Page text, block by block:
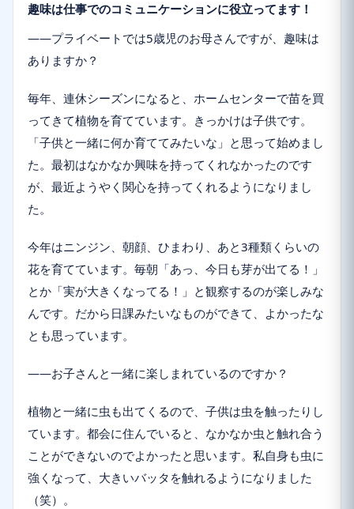
趣味は仕事でのコミュニケーションに役立ってます！
――プライベートでは5歳児のお母さんですが、趣味は
ありますか？
毎年、連休シーズンになると、ホームセンターで苗を買
ってきて植物を育てています。きっかけは子供です。
「子供と一緒に何か育ててみたいな」と思って始めまし
た。最初はなかなか興味を持ってくれなかったのです
が、最近ようやく関心を持ってくれるようになりまし
た。
今年はニンジン、朝顔、ひまわり、あと3種類くらいの
花を育てています。毎朝「あっ、今日も芽が出てる！」
とか「実が大きくなってる！」と観察するのが楽しみな
んです。だから日課みたいなものができて、よかったな
とも思っています。
――お子さんと一緒に楽しまれているのですか？
植物と一緒に虫も出てくるので、子供は虫を触ったりし
ています。都会に住んでいると、なかなか虫と触れ合う
ことができないのでよかったと思います。私自身も虫に
強くなって、大きいバッタを触れるようになりました
（笑）。